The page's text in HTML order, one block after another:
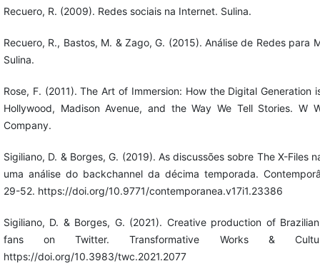
Recuero, R. (2009). Redes sociais na Internet. Sulina.
Recuero, R., Bastos, M. & Zago, G. (2015). Análise de Redes para
Sulina.
Rose, F. (2011). The Art of Immersion: How the Digital Generation
Hollywood, Madison Avenue, and the Way We Tell Stories. W
Company.
Sigiliano, D. & Borges, G. (2019). As discussões sobre The X-Files
uma análise do backchannel da décima temporada.
29-52. https://doi.org/10.9771/contemporanea.v17i1.23386
Sigiliano, D. & Borges, G. (2021). Creative production of
fans on Twitter. Transformative Works &
https://doi.org/10.3983/twc.2021.2077